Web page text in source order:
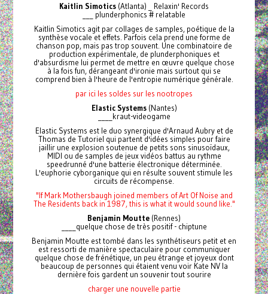
Kaitlin Simotics (Atlanta) _ Relaxin' Records
___ plunderphonics # relatable
Kaitlin Simotics agit par collages de samples, poétique de la
synthèse vocale et effets. Parfois cela prend une forme de
chanson pop, mais pas trop souvent. Une combinatoire de
production expérimentale, de plunderphoniques et
d'absurdisme lui permet de mettre en œuvre quelque chose
à la fois fun, dérangeant d'ironie mais surtout qui se
comprend bien à l'heure de l'entropie numérique générale.
par ici les soldes sur les nootropes
Elastic Systems(Nantes)
____kraut-videogame
Elastic Systems est le duo synergique d'Arnaud Aubry et de
Thomas de Tutoriel qui partent d'idées simples pour faire
jaillir une explosion soutenue de petits sons sinusoïdaux,
MIDI ou de samples de jeux vidéos battus au rythme
speedrunné d'une batterie électronique déterminée.
L'euphorie cyborganique qui en résulte souvent stimule les
circuits de récompense.
"If Mark Mothersbaugh joined members of Art Of Noise and
The Residents back in 1987, this is what it would sound like."
Benjamin Moutte (Rennes)
____quelque chose de très positif - chiptune
Benjamin Moutte est tombé dans les synthétiseurs petit et en
est ressorti de manière spectaculaire pour communiquer
quelque chose de frénétique, un peu étrange et joyeux dont
beaucoup de personnes qui étaient venu voir Kate NV la
dernière fois gardent un souvenir tout sourire
charger une nouvelle partie